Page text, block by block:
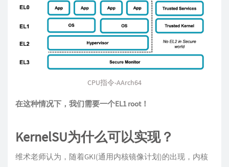
CPU指令-AArch64
在这种情况下，我们需要一个EL1 root！
KernelSU为什么可以实现？
维术老师认为，随着GKI(通用内核镜像计划)的出现，内核